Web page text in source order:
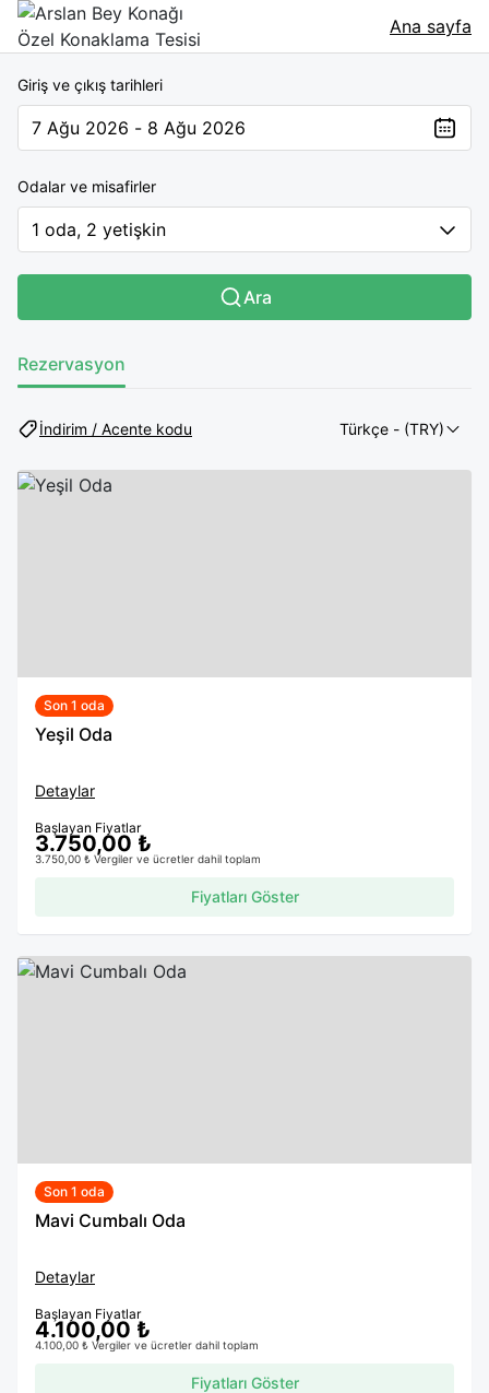
Ana sayfa
Giriş ve çıkış tarihleri
7 Ağu 2026 - 8 Ağu 2026
Odalar ve misafirler
1 oda, 2 yetişkin
Ara
Rezervasyon
İndirim / Acente kodu Türkçe - (TRY)
Son 1 oda
Yeşil Oda
Detaylar
Başlayan Fiyatlar
3.750,00 ₺
3.750,00 ₺ Vergiler ve ücretler dahil toplam
Fiyatları Göster
Son 1 oda
Mavi Cumbalı Oda
Detaylar
Başlayan Fiyatlar
4.100,00 ₺
4.100,00 ₺ Vergiler ve ücretler dahil toplam
Fiyatları Göster